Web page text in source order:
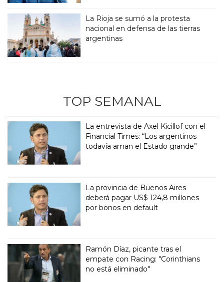
La Rioja se sumó a la protesta
nacional en defensa de las tierras
argentinas
TOP SEMANAL
La entrevista de Axel Kicillof con el
Financial Times: “Los argentinos
todavía aman el Estado grande”
La provincia de Buenos Aires
deberá pagar US$ 124,8 millones
por bonos en default
Ramón Díaz, picante tras el
empate con Racing: "Corinthians
no está eliminado"